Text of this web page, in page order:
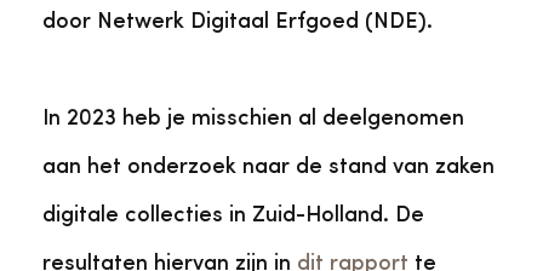
door Netwerk Digitaal Erfgoed (NDE).
In 2023 heb je misschien al deelgenomen
aan het onderzoek naar de stand van zaken
digitale collecties in Zuid-Holland. De
resultaten hiervan zijn in dit rapport te